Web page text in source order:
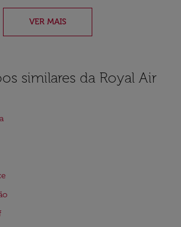
VER MAIS
similares da Royal Air